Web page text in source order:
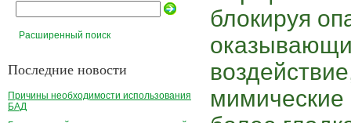
Расширенный поиск
Последние новости
Причины необходимости использования
БАД
блокируя